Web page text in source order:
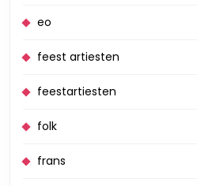
eo
feest artiesten
feestartiesten
folk
frans